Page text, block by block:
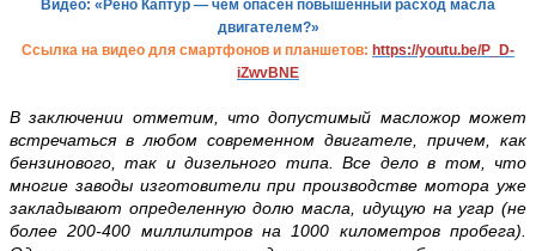
Видео: «Рено Каптур — чем опасен повышенный расход масла
двигателем?»
Ссылка на видео для смартфонов и планшетов: https://youtu.be/P_D-
iZwvBNE
В заключении отметим, что допустимый масложор может
встречаться в любом современном двигателе, причем, как
бензинового, так и дизельного типа. Все дело в том, что
многие заводы изготовители при производстве мотора уже
закладывают определенную долю масла, идущую на угар (не
более 200-400 миллилитров на 1000 километров пробега).